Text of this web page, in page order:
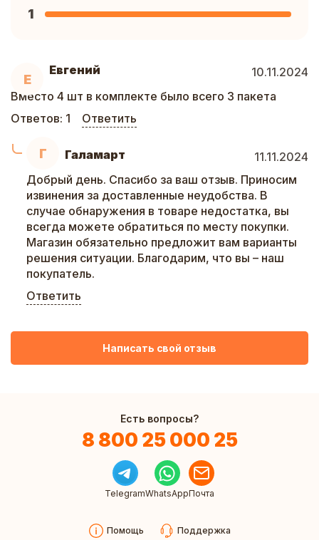
Е
Евгений
10.11.2024
Вместо 4 шт в комплекте было всего 3 пакета
Ответов: 1 Ответить
Г Галамарт
11.11.2024
Добрый день. Спасибо за ваш отзыв. Приносим
извинения за доставленные неудобства. В
случае обнаружения в товаре недостатка, вы
всегда можете обратиться по месту покупки.
Магазин обязательно предложит вам варианты
решения ситуации. Благодарим, что вы – наш
покупатель.
Ответить
1
Написать свой отзыв
Есть вопросы?
8 800 25 000 25
TelegramWhatsAppПочта
Помощь Поддержка